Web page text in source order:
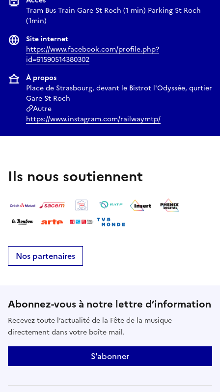
Tram Bus Train Gare St Roch (1 min) Parking St Roch
(1min)
Site internet
https://www.facebook.com/profile.php?
id=61590514380302
À propos
Place de Strasbourg, devant le Bistrot l'Odyssée, qurtier
Gare St Roch
Autre
https://www.instagram.com/railwaymtp/
Ils nous soutiennent
Nos partenaires
Abonnez-vous à notre lettre d’information
Recevez toute l’actualité de la Fête de la musique
directement dans votre boîte mail.
S'abonner